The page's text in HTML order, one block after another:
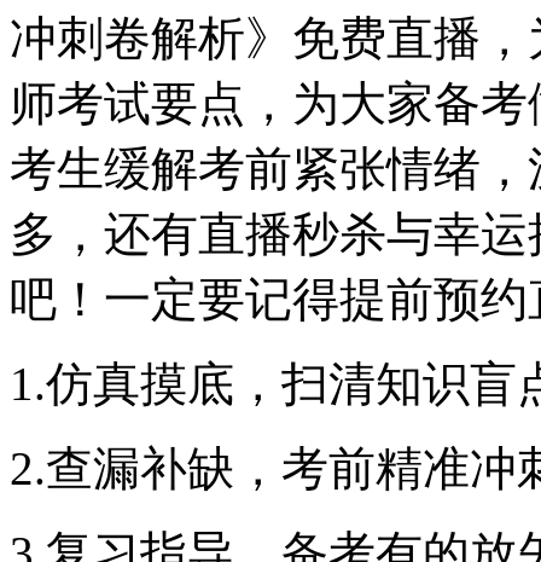
冲刺卷解析》免费直播
师考试要点，为大家备
考生缓解考前紧张情绪
多，还有直播秒杀与幸
吧！一定要记得提前预
1.仿真摸底，扫清知识盲
2.查漏补缺，考前精准冲